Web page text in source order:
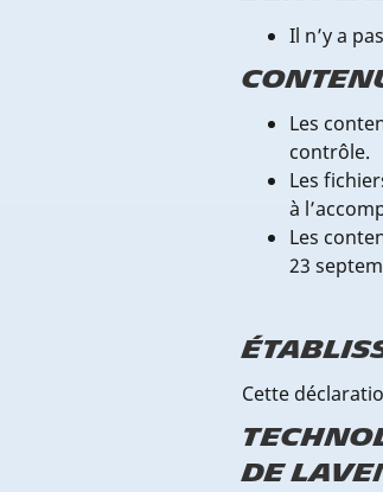
Il n’y a
Les
contrôle.
Les
à
Les
23
Cette
de